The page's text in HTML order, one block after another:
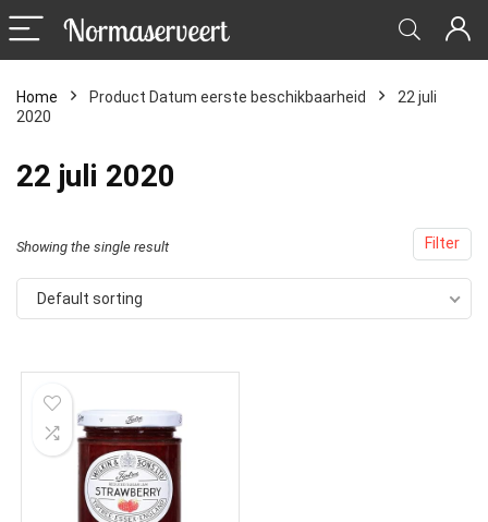
Home Product Datum eerste beschikbaarheid
22 juli
2020
22 juli 2020
Filter
Showing the single result
Default sorting